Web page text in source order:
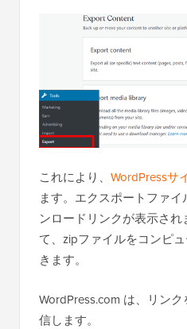
これにより、 WordPressサ
ます。エクスポートファ
ンロードリンクが表示さ
て、zipファイルをコンピ
きます。
WordPress.com は、リン
信します。